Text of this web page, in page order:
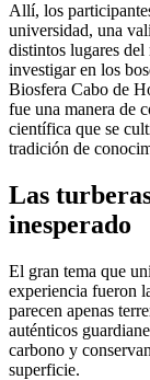
Allí, los
universidad, una
distintos lugares del
investigar en los
Biosfera Cabo de
fue una manera de
científica que se
tradición de
Las
inesperado
El gran tema que
experiencia fueron
parecen apenas
auténticos
carbono y
superficie.